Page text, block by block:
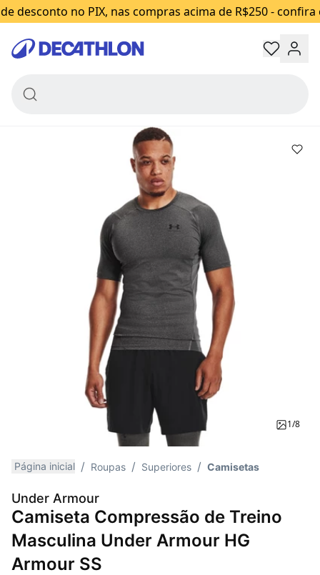
desconto no PIX, nas compras acima de R$250 -
Retire na loja em até 2 horas
Decathlon
Under Armour HG
Armour SS
1/8
Página inicial Roupas Superiores Camisetas
Under Armour
Camiseta Compressão de Treino
Masculina Under Armour HG
Armour SS